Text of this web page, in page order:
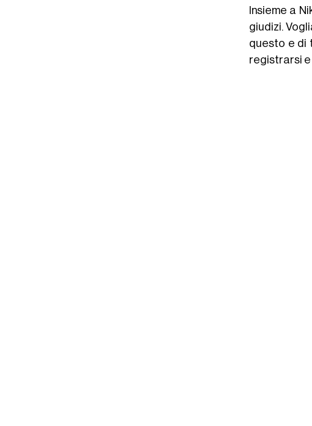
Insieme a
giudizi.
questo e di
registrarsi e